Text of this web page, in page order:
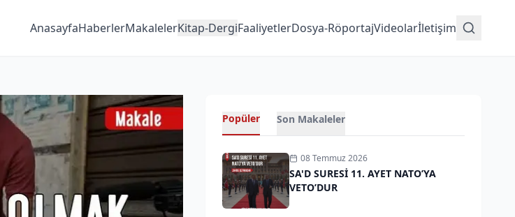
AnasayfaHaberlerMakalelerKitap-DergiFaaliyetlerDosya-RöportajVideolarİletişim
Popüler Son Makaleler
08 Temmuz 2026
SA'D SURESİ 11. AYET NATO’YA
VETO’DUR